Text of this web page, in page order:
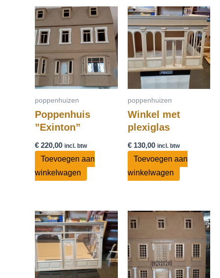
poppenhuizen
Poppenhuis
”Exinton”
€ 220,00 incl. btw
Toevoegen aan
winkelwagen
poppenhuizen
Winkel met
plexiglas
€130,00 incl. btw
Toevoegen aan
winkelwagen